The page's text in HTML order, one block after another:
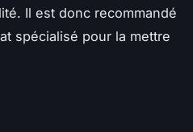
Il est donc recommandé
spécialisé pour la mettre